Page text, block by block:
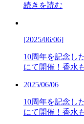
続きを読む
[2025/06/06]
10周年を記念し
にて開催！香水
2025/06/06
10周年を記念し
にて開催！香水